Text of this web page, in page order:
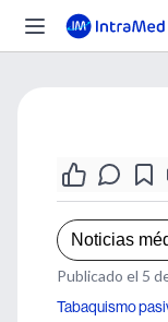
Noticias
Publicado el 5
Tabaquismo